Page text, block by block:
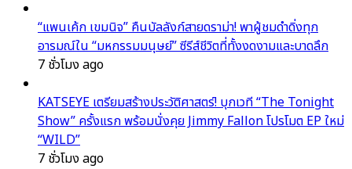
“แพนเค้ก เขมนิจ” คืนบัลลังก์สายดราม่า! พาผู้ชมดำดิ่งทุก
อารมณ์ใน “มหกรรมมนุษย์” ซีรีส์ชีวิตที่ทั้งงดงามและบาดลึก
7 ชั่วโมง ago
KATSEYE เตรียมสร้างประวัติศาสตร์! บุกเวที “The Tonight
Show” ครั้งแรก พร้อมนั่งคุย Jimmy Fallon โปรโมต EP ใหม่
“WILD”
7 ชั่วโมง ago